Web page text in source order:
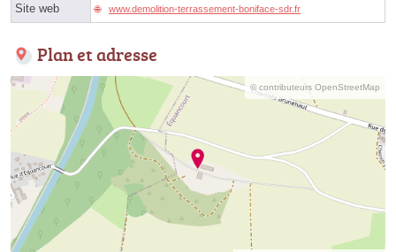
Site web www.demolition-terrassement-boniface-sdr.fr
Plan et adresse
© contributeurs OpenStreetMap